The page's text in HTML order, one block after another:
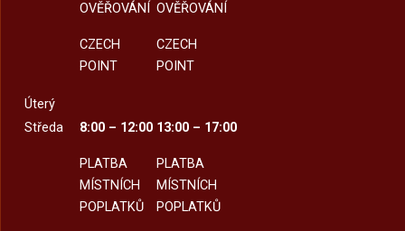
OVĚŘOVÁNÍ
CZECH
POINT
OVĚŘOVÁNÍ
CZECH
POINT
Úterý
Středa
8:00 – 12:00
PLATBA
MÍSTNÍCH
POPLATKŮ
13:00 – 17:00
PLATBA
MÍSTNÍCH
POPLATKŮ